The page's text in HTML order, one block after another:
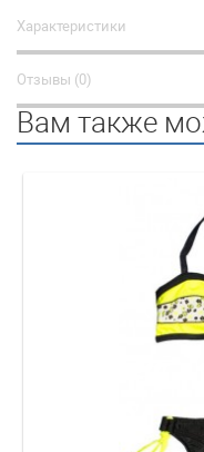
Характеристики
Отзывы (0)
Вам также